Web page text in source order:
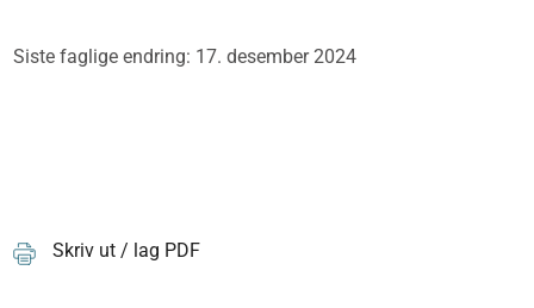
Siste faglige endring: 17. desember 2024
Skriv ut / lag PDF